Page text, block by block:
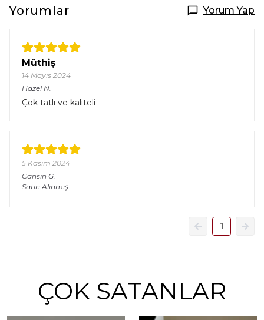
Yorumlar Yorum Yap
Müthiş
14 Mayıs 2024
Hazel N.
Çok tatlı ve kaliteli
5 Kasım 2024
Cansın G.
Satın Alınmış
1
ÇOK SATANLAR